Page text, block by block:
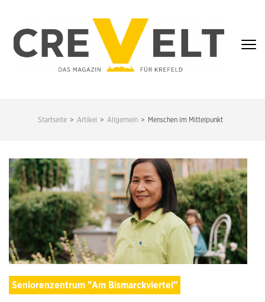
springen
(Enter
KREFELD
Startseite > Artikel > Allgemein > Menschen im Mittelpunkt
Seniorenzentrum "Am Bismarckviertel"